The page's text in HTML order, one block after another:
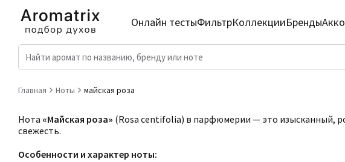
Онлайн тестыФильтрКоллекцииБренды
Главная Ноты майская роза
Нота «Майская роза» (Rosa centifolia) в парфюмерии — это изысканный,
свежесть.
Особенности и характер ноты: